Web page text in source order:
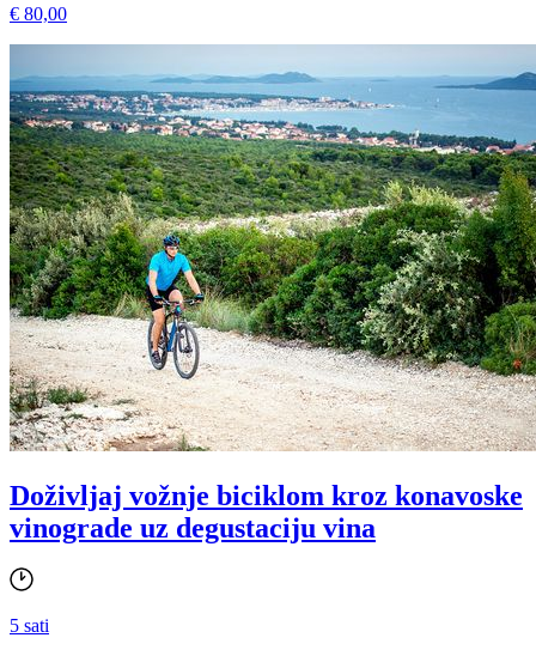
€ 80,00
Doživljaj vožnje biciklom kroz konavoske
vinograde uz degustaciju vina
5 sati